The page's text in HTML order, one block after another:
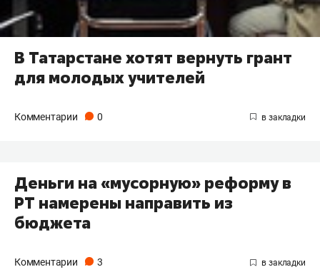
В Татарстане хотят вернуть грант
для молодых учителей
Комментарии 0
Деньги на «мусорную» реформу в
РТ намерены направить из
бюджета
Комментарии 3